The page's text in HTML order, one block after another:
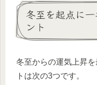
冬至を起点に
ント
冬至からの運気上昇
トは次の3つです。